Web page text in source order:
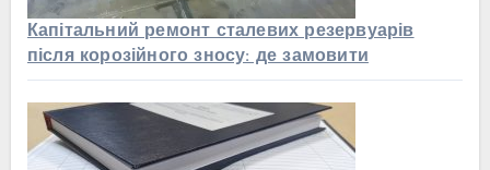
Капітальний ремонт сталевих резервуарів
після корозійного зносу: де замовити